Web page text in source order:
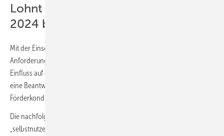
Lohnt sich das Warten auf die BEG-
2024 bzw. BEG-2024+14?
Mit der Einschränkung, dass die beiden BEG-Versionen über die
Anforderungen an die Förderfähigkeit keinen oder nur einen geringen
Einfluss auf die Investitionskosten der Heizungsanlage nehmen, ist
eine Beantwortung über die aktuellen und die angekündigten
Förderkonditionen möglich.
Die nachfolgenden Aussagen beziehen sich auf den Fall
„selbstnutzender Eigentümer“ und berücksichtigen die Obergrenzen